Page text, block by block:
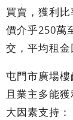
買賣，獲利
價介乎250萬
交，平均租金
屯門市廣場樓
且業主多能
大因素支持：